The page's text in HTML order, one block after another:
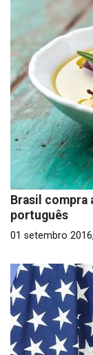
Brasil
português
01 setembro